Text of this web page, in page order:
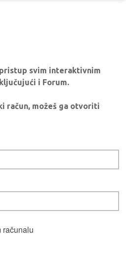
svim interaktivnim
i Forum.
račun, možeš ga otvoriti
računalu